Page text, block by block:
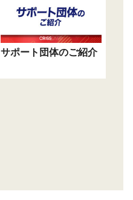
サポート団体のご紹介